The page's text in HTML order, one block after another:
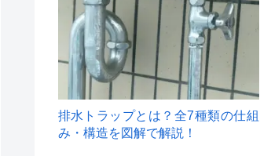
排水トラップとは？全7種類の仕組
み・構造を図解で解説！